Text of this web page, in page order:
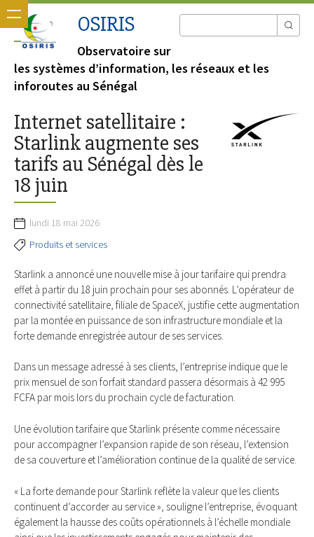
OSIRIS
Observatoire sur
les systèmes d’information, les réseaux et les
inforoutes au Sénégal
Internet satellitaire :
Starlink augmente ses
tarifs au Sénégal dès le
18 juin
lundi 18 mai 2026
Produits et services
Starlink a annoncé une nouvelle mise à jour tarifaire qui prendra
effet à partir du 18 juin prochain pour ses abonnés. L’opérateur de
connectivité satellitaire, filiale de SpaceX, justifie cette augmentation
par la montée en puissance de son infrastructure mondiale et la
forte demande enregistrée autour de ses services.
Dans un message adressé à ses clients, l’entreprise indique que le
prix mensuel de son forfait standard passera désormais à 42 995
FCFA par mois lors du prochain cycle de facturation.
Une évolution tarifaire que Starlink présente comme nécessaire
pour accompagner l’expansion rapide de son réseau, l’extension
de sa couverture et l’amélioration continue de la qualité de service.
« La forte demande pour Starlink reflète la valeur que les clients
continuent d’accorder au service », souligne l’entreprise, évoquant
également la hausse des coûts opérationnels à l’échelle mondiale